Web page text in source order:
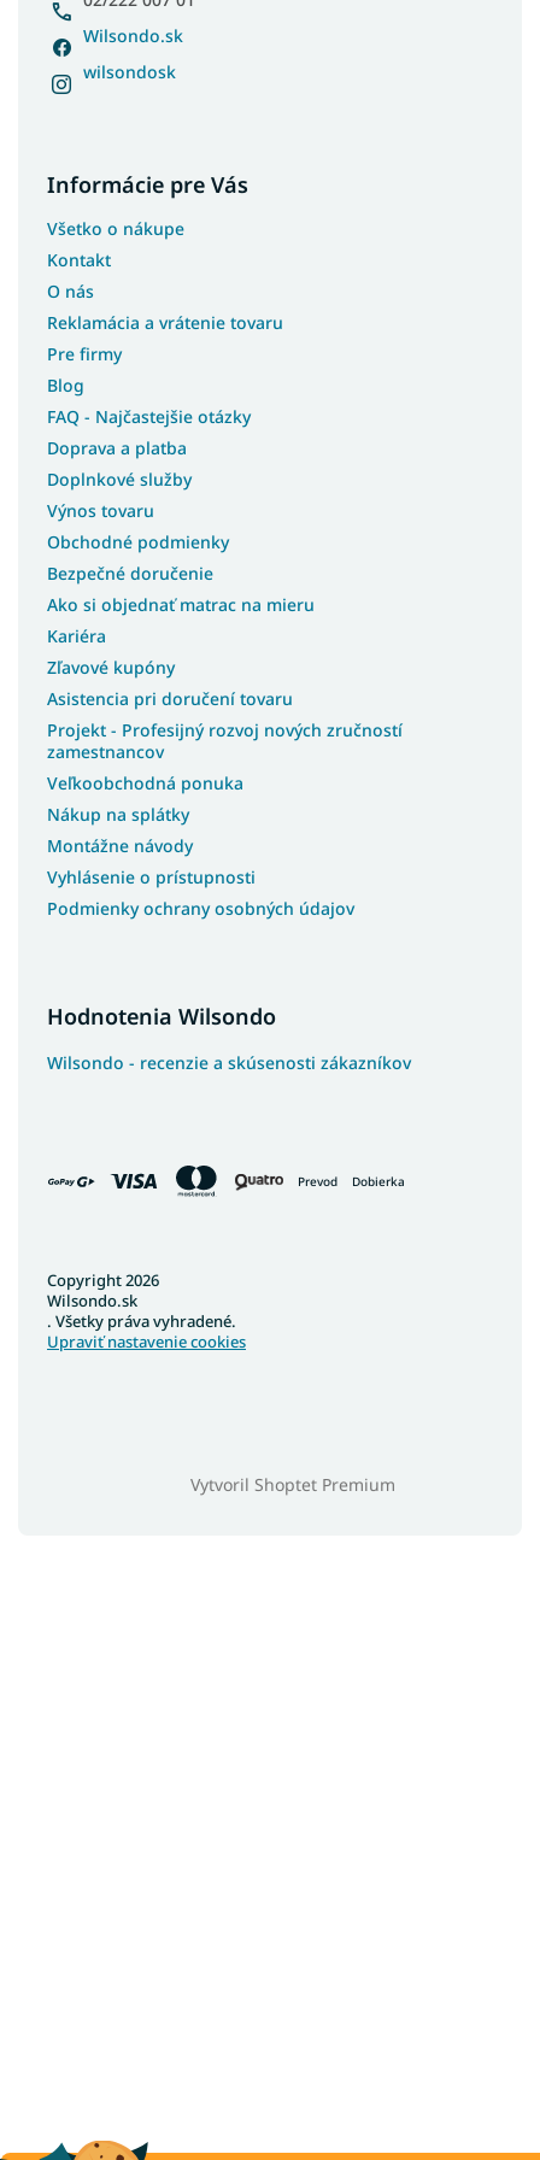
Wilsondo.sk
wilsondosk
Informácie pre Vás
Všetko o nákupe
Kontakt
O nás
Reklamácia a vrátenie tovaru
Pre firmy
Blog
FAQ - Najčastejšie otázky
Doprava a platba
Doplnkové služby
Výnos tovaru
Obchodné podmienky
Bezpečné doručenie
Ako si objednať matrac na mieru
Kariéra
Zľavové kupóny
Asistencia pri doručení tovaru
Projekt - Profesijný rozvoj nových zručností
zamestnancov
Veľkoobchodná ponuka
Nákup na splátky
Montážne návody
Vyhlásenie o prístupnosti
Podmienky ochrany osobných údajov
Hodnotenia Wilsondo
Wilsondo - recenzie a skúsenosti zákazníkov
Prevod Dobierka
Vytvoril Shoptet Premium
Copyright 2026
Wilsondo.sk
. Všetky práva vyhradené.
Upraviť nastavenie cookies